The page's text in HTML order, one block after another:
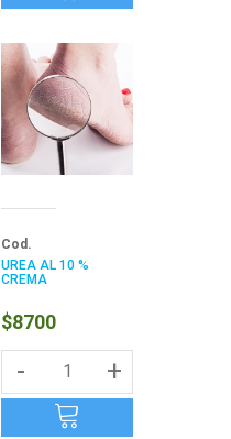
Cod.
UREA AL 10 %
CREMA
$8700
- +